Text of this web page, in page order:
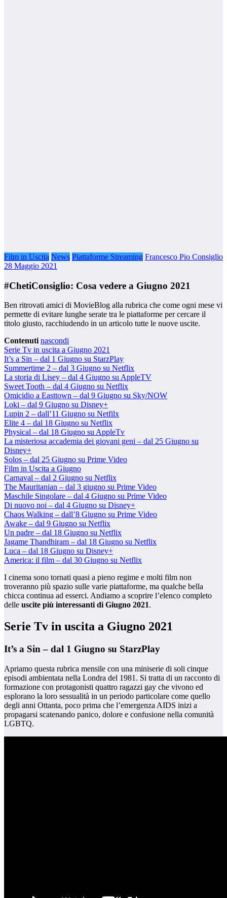
Film in Uscita News Piattaforme Streaming Francesco Pio Consiglio
28 Maggio 2021
#ChetiConsiglio: Cosa vedere a Giugno 2021
Ben ritrovati amici di MovieBlog alla rubrica che come ogni mese vi
permette di evitare lunghe serate tra le piattaforme per cercare il
titolo giusto, racchiudendo in un articolo tutte le nuove uscite.
Contenuti nascondi
Serie Tv in uscita a Giugno 2021
It’s a Sin – dal 1 Giugno su StarzPlay
Summertime 2 – dal 3 Giugno su Netflix
La storia di Lisey – dal 4 Giugno su AppleTV
Sweet Tooth – dal 4 Giugno su Netflix
Omicidio a Easttown – dal 9 Giugno su Sky/NOW
Loki – dal 9 Giugno su Disney+
Lupin 2 – dall’11 Giugno su Netfilx
Elite 4 – dal 18 Giugno su Netflix
Physical – dal 18 Giugno su AppleTv
La misteriosa accademia dei giovani geni – dal 25 Giugno su
Disney+
Solos – dal 25 Giugno su Prime Video
Film in Uscita a Giugno
Carnaval – dal 2 Giugno su Netflix
The Mauritanian – dal 3 giugno su Prime Video
Maschile Singolare – dal 4 Giugno su Prime Video
Di nuovo noi – dal 4 Giugno su Disney+
Chaos Walking – dall’8 Giugno su Prime Video
Awake – dal 9 Giugno su Netflix
Un padre – dal 18 Giugno su Netflix
Jagame Thandhiram – dal 18 Giugno su Netflix
Luca – dal 18 Giugno su Disney+
America: il film – dal 30 Giugno su Netflix
I cinema sono tornati quasi a pieno regime e molti film non
troveranno più spazio sulle varie piattaforme, ma qualche bella
chicca continua ad esserci. Andiamo a scoprire l’elenco completo
delle uscite più interessanti di Giugno 2021.
Serie Tv in uscita a Giugno 2021
It’s a Sin – dal 1 Giugno su StarzPlay
Apriamo questa rubrica mensile con una miniserie di soli cinque
episodi ambientata nella Londra del 1981. Si tratta di un racconto di
formazione con protagonisti quattro ragazzi gay che vivono ed
esplorano la loro sessualità in un periodo particolare come quello
degli anni Ottanta, poco prima che l’emergenza AIDS inizi a
propagarsi scatenando panico, dolore e confusione nella comunità
LGBTQ.